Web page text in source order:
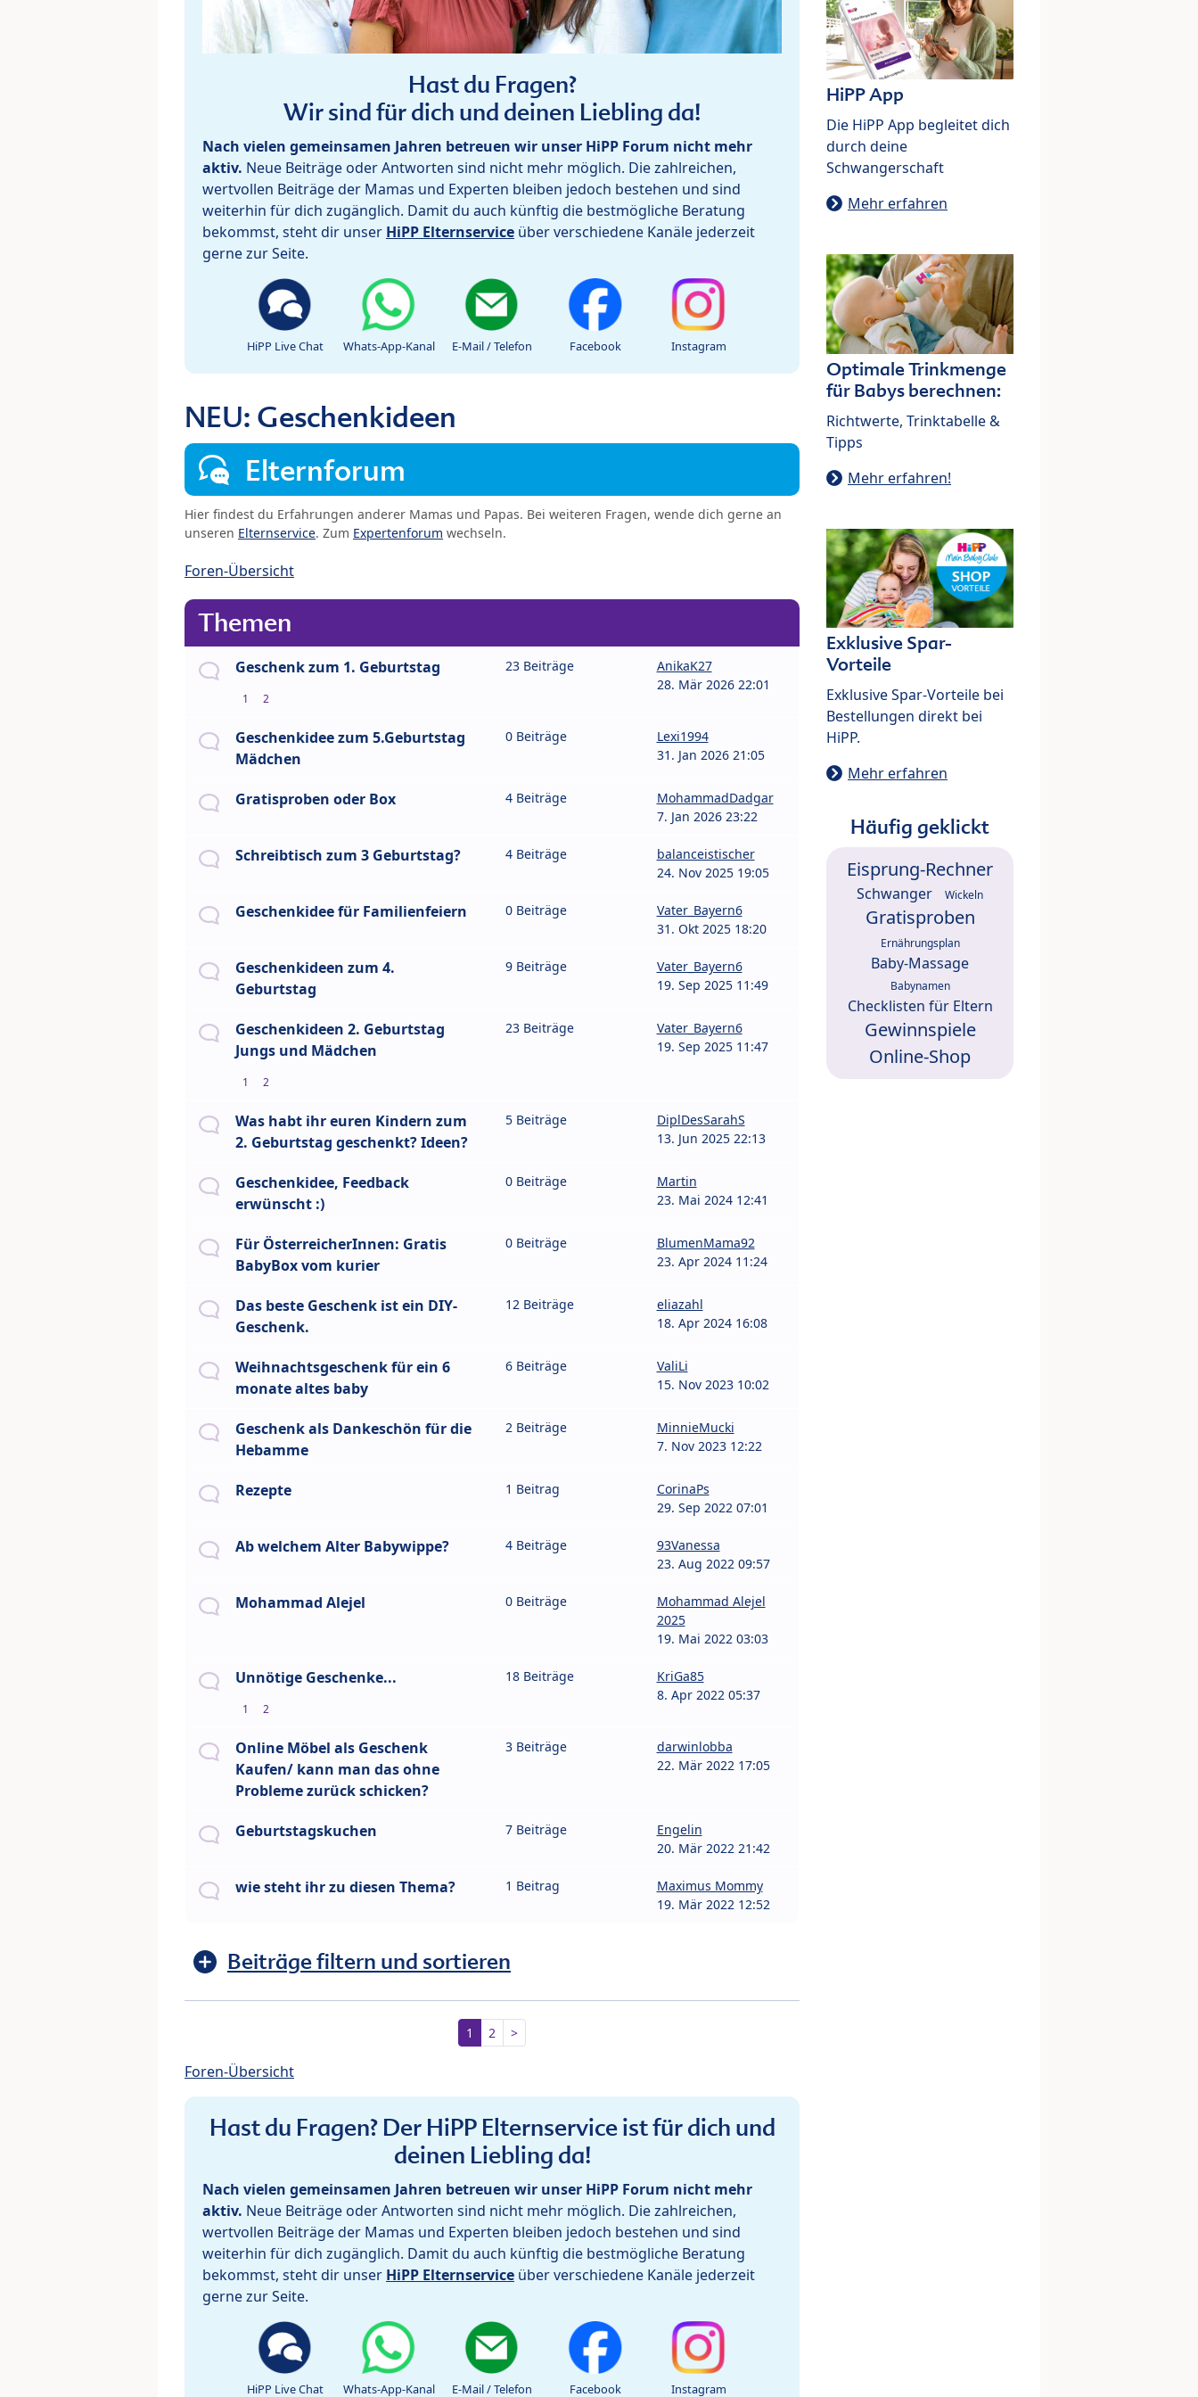
Hast du Fragen?
Wir sind für dich und deinen Liebling da!
Nach vielen gemeinsamen Jahren betreuen wir unser HiPP Forum nicht mehr
aktiv. Neue Beiträge oder Antworten sind nicht mehr möglich. Die zahlreichen,
wertvollen Beiträge der Mamas und Experten bleiben jedoch bestehen und sind
weiterhin für dich zugänglich. Damit du auch künftig die bestmögliche Beratung
bekommst, steht dir unser HiPP Elternservice über verschiedene Kanäle jederzeit
gerne zur Seite.
HiPP Live Chat Whats-App-Kanal E-Mail / Telefon Facebook Instagram
NEU: Geschenkideen
Elternforum
Hier findest du Erfahrungen anderer Mamas und Papas. Bei weiteren Fragen, wende dich gerne an
unseren Elternservice. Zum Expertenforum wechseln.
Foren-Übersicht
Themen
Geschenk zum 1. Geburtstag
1 2
23 Beiträge
AnikaK27
28. Mär 2026 22:01
Geschenkidee zum 5.Geburtstag
Mädchen
0 Beiträge
Lexi1994
31. Jan 2026 21:05
Gratisproben oder Box 4 Beiträge
MohammadDadgar
7. Jan 2026 23:22
Schreibtisch zum 3 Geburtstag? 4 Beiträge
balanceistischer
24. Nov 2025 19:05
Geschenkidee für Familienfeiern 0 Beiträge
Vater_Bayern6
31. Okt 2025 18:20
Geschenkideen zum 4.
Geburtstag
9 Beiträge
Vater_Bayern6
19. Sep 2025 11:49
Geschenkideen 2. Geburtstag
Jungs und Mädchen
1 2
23 Beiträge
Vater_Bayern6
19. Sep 2025 11:47
Was habt ihr euren Kindern zum
2. Geburtstag geschenkt? Ideen?
5 Beiträge
DiplDesSarahS
13. Jun 2025 22:13
Geschenkidee, Feedback
erwünscht :)
0 Beiträge
Martin
23. Mai 2024 12:41
Für ÖsterreicherInnen: Gratis
BabyBox vom kurier
0 Beiträge
BlumenMama92
23. Apr 2024 11:24
Das beste Geschenk ist ein DIY-
Geschenk.
12 Beiträge
eliazahl
18. Apr 2024 16:08
Weihnachtsgeschenk für ein 6
monate altes baby
6 Beiträge
ValiLi
15. Nov 2023 10:02
Geschenk als Dankeschön für die
Hebamme
2 Beiträge
MinnieMucki
7. Nov 2023 12:22
Rezepte 1 Beitrag
CorinaPs
29. Sep 2022 07:01
Ab welchem Alter Babywippe? 4 Beiträge
93Vanessa
23. Aug 2022 09:57
Mohammad Alejel 0 Beiträge
Mohammad Alejel
2025
19. Mai 2022 03:03
Unnötige Geschenke...
1 2
18 Beiträge
KriGa85
8. Apr 2022 05:37
Online Möbel als Geschenk
Kaufen/ kann man das ohne
Probleme zurück schicken?
3 Beiträge
darwinlobba
22. Mär 2022 17:05
Geburtstagskuchen 7 Beiträge
Engelin
20. Mär 2022 21:42
wie steht ihr zu diesen Thema? 1 Beitrag
Maximus Mommy
19. Mär 2022 12:52
Beiträge filtern und sortieren
1 2 >
Foren-Übersicht
Hast du Fragen? Der HiPP Elternservice ist für dich und
deinen Liebling da!
Nach vielen gemeinsamen Jahren betreuen wir unser HiPP Forum nicht mehr
aktiv. Neue Beiträge oder Antworten sind nicht mehr möglich. Die zahlreichen,
wertvollen Beiträge der Mamas und Experten bleiben jedoch bestehen und sind
weiterhin für dich zugänglich. Damit du auch künftig die bestmögliche Beratung
bekommst, steht dir unser HiPP Elternservice über verschiedene Kanäle jederzeit
gerne zur Seite.
HiPP Live Chat Whats-App-Kanal E-Mail / Telefon Facebook Instagram
HiPP App
Die HiPP App begleitet dich
durch deine
Schwangerschaft
Mehr erfahren
Optimale Trinkmenge
für Babys berechnen:
Richtwerte, Trinktabelle &
Tipps
Mehr erfahren!
Exklusive Spar-
Vorteile
Exklusive Spar-Vorteile bei
Bestellungen direkt bei
HiPP.
Mehr erfahren
Häufig geklickt
Eisprung-Rechner
Schwanger Wickeln
Gratisproben
Ernährungsplan
Baby-Massage
Babynamen
Checklisten für Eltern
Gewinnspiele
Online-Shop